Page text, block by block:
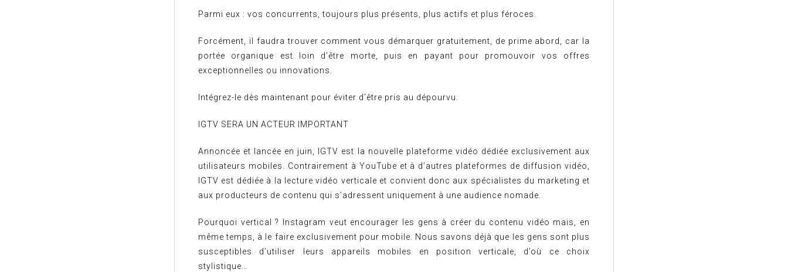
Parmi eux : vos concurrents, toujours plus présents, plus actifs et plus féroces.
Forcément, il faudra trouver comment vous démarquer gratuitement, de prime abord, car la
portée organique est loin d’être morte, puis en payant pour promouvoir vos offres
exceptionnelles ou innovations.
Intégrez-le dès maintenant pour éviter d’être pris au dépourvu.
IGTV SERA UN ACTEUR IMPORTANT
Annoncée et lancée en juin, IGTV est la nouvelle plateforme vidéo dédiée exclusivement aux
utilisateurs mobiles. Contrairement à YouTube et à d’autres plateformes de diffusion vidéo,
IGTV est dédiée à la lecture vidéo verticale et convient donc aux spécialistes du marketing et
aux producteurs de contenu qui s’adressent uniquement à une audience nomade.
Pourquoi vertical ? Instagram veut encourager les gens à créer du contenu vidéo mais, en
même temps, à le faire exclusivement pour mobile. Nous savons déjà que les gens sont plus
susceptibles d’utiliser leurs appareils mobiles en position verticale, d’où ce choix
stylistique…